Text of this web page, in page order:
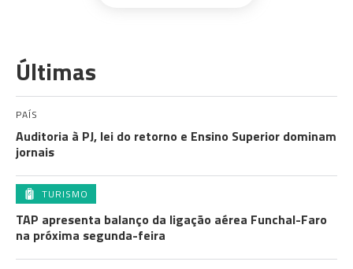
Últimas
PAÍS
Auditoria à PJ, lei do retorno e Ensino Superior dominam
jornais
TURISMO
TAP apresenta balanço da ligação aérea Funchal-Faro
na próxima segunda-feira